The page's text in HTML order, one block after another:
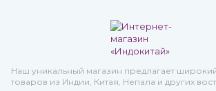
Наш уникальный магазин предлагает
товаров из Индии, Китая, Непала и других